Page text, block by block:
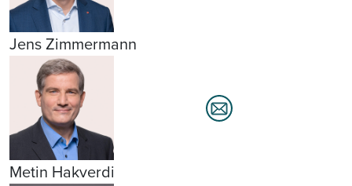
Jens Zimmermann
Metin Hakverdi